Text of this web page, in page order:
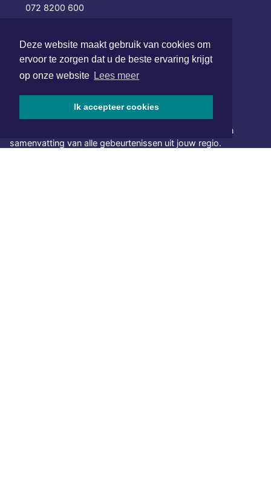
Deze website maakt gebruik van cookies om
ervoor te zorgen dat u de beste ervaring krijgt
op onze website Lees meer
Ik accepteer cookies
072 8200 600
SOCIAL MEDIA
NIEUWSBRIEF AANMELDEN
Schrijf je in voor onze nieuwsbrief en krijg wekelijks een
samenvatting van alle gebeurtenissen uit jouw regio.